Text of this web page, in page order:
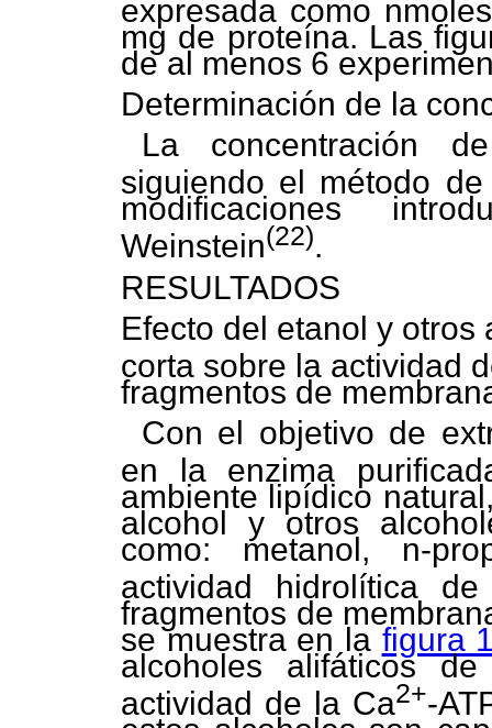
expresada como
mg de proteína. Las
de al menos 6
Determinación de la
La concentración
siguiendo el método
modificaciones
Weinstein(22).
RESULTADOS
Efecto del etanol y
corta sobre la actividad
fragmentos de
Con el objetivo de
en la enzima
ambiente lipídico
alcohol y otros
como: metanol, n-
actividad hidrolítica
fragmentos de
se muestra en la figura
alcoholes alifáticos
actividad de la Ca2+-